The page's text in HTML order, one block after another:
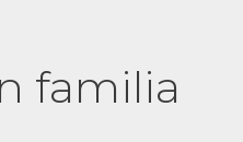
familia